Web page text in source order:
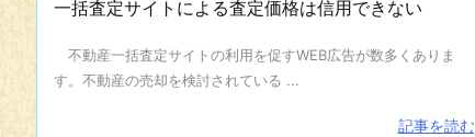
一括査定サイトによる査定価格は信用できない
不動産一括査定サイトの利用を促すWEB広告が数多くありま
す。不動産の売却を検討されている ...
記事を読む